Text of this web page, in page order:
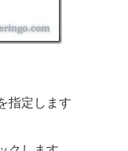
指定します